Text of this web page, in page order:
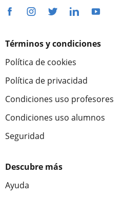
Términos y condiciones
Política de cookies
Política de privacidad
Condiciones uso profesores
Condiciones uso alumnos
Seguridad
Descubre más
Ayuda